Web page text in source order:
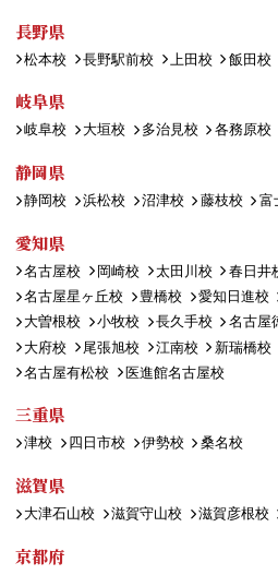
長野県
松本校 長野駅前校 上田校 飯田校
岐阜県
岐阜校 大垣校 多治見校 各務原校
静岡県
静岡校 浜松校 沼津校 藤枝校 富
愛知県
名古屋校 岡崎校 太田川校 春日井
名古屋星ヶ丘校
豊橋校 愛知日進校
大曽根校
小牧校 長久手校 名古屋
大府校
尾張旭校 江南校 新瑞橋校
名古屋有松校
医進館名古屋校
三重県
津校 四日市校 伊勢校 桑名校
滋賀県
大津石山校 滋賀守山校 滋賀彦根校
京都府